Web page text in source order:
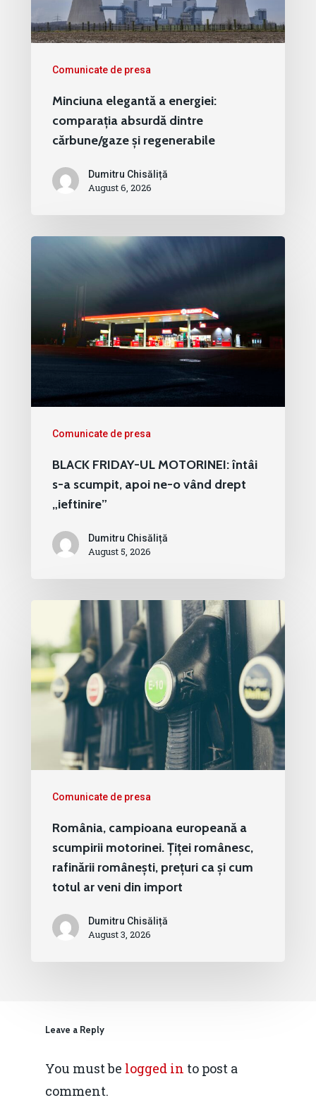
Comunicate de presa
Minciuna elegantă a energiei:
comparația absurdă dintre
cărbune/gaze și regenerabile
Dumitru Chisăliță
August 6, 2026
Comunicate de presa
BLACK FRIDAY-UL MOTORINEI: întâi
s-a scumpit, apoi ne-o vând drept
„ieftinire”
Dumitru Chisăliță
August 5, 2026
Comunicate de presa
România, campioana europeană a
scumpirii motorinei. Țiței românesc,
rafinării românești, prețuri ca și cum
totul ar veni din import
Dumitru Chisăliță
August 3, 2026
Leave a Reply
You must be logged in to post a
comment.